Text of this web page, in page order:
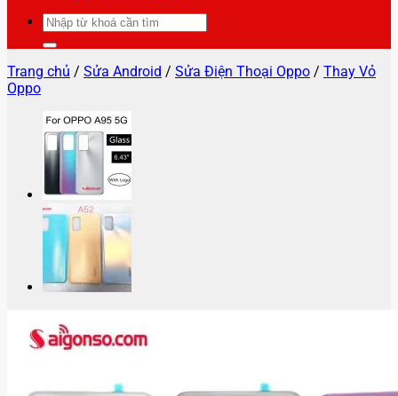
Tìm
kiếm:
Trang chủ / Sửa Android / Sửa Điện Thoại Oppo / Thay Vỏ
Oppo